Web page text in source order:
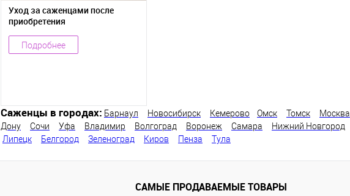
Уход за саженцами после
приобретения
Подробнее
Саженцы в городах: Барнаул Новосибирск Кемерово Омск Томск Москва
Дону
Сочи Уфа Владимир Волгоград Воронеж Самара Нижний Новгород
Липецк
Белгород Зеленоград Киров Пенза Тула
САМЫЕ ПРОДАВАЕМЫЕ ТОВАРЫ